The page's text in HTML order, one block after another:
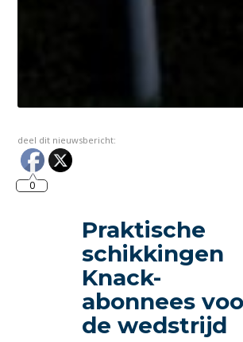
deel dit nieuwsbericht:
0
Praktische
schikkingen
Knack-
abonnees
de wedstrijd